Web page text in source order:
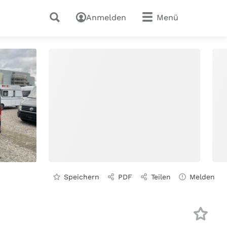
Anmelden Menü
Speichern PDF Teilen Melden